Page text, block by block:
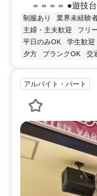
＝＝＝＝ ●遊技
制服あり 業界未経験
主婦・主夫歓迎
フリ
平日のみOK
学生歓迎
夕方
ブランクOK 交
アルバイト・パート